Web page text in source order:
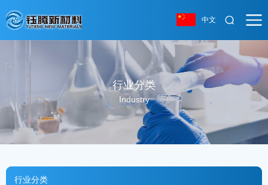
中文
行业分类
Industry
行业分类